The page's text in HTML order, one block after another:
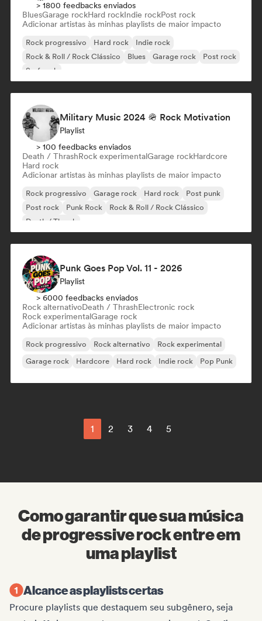
> 1800 feedbacks enviados
BluesGarage rockHard rockIndie rockPost rock
Adicionar artistas às minhas playlists de maior impacto
Rock progressivo Hard rock
Indie rock
Rock & Roll / Rock Clássico
Blues Garage rock
Post rock
Surf rock
Military Music 2024 🪖 Rock Motivation
Playlist
> 100 feedbacks enviados
Death / ThrashRock experimentalGarage rockHardcore
Hard rock
Adicionar artistas às minhas playlists de maior impacto
Rock progressivo Garage rock Hard rock
Post punk
Post rock
Punk Rock
Rock & Roll / Rock Clássico
Death / Thrash
Punk Goes Pop Vol. 11 - 2026
Playlist
> 6000 feedbacks enviados
Rock alternativoDeath / ThrashElectronic rock
Rock experimentalGarage rock
Adicionar artistas às minhas playlists de maior impacto
Rock progressivo Rock alternativo
Rock experimental
Garage rock
Hardcore Hard rock Indie rock Pop Punk
1 2 3 4 5
Como garantir que sua música
de progressive rock entre em
uma playlist
Alcance as playlists certas
Procure playlists que destaquem seu subgênero, seja